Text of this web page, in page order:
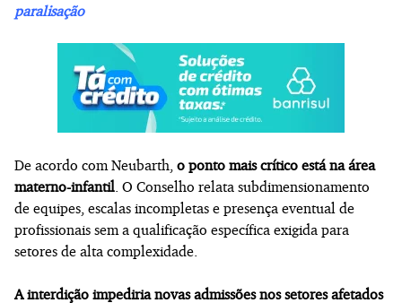
paralisação
De acordo com Neubarth, o ponto mais crítico está na área
materno-infantil . O Conselho relata subdimensionamento
de equipes, escalas incompletas e presença eventual de
profissionais sem a qualificação específica exigida para
setores de alta complexidade.
A interdição impediria novas admissões nos setores afetados